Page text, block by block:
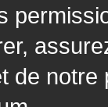
de